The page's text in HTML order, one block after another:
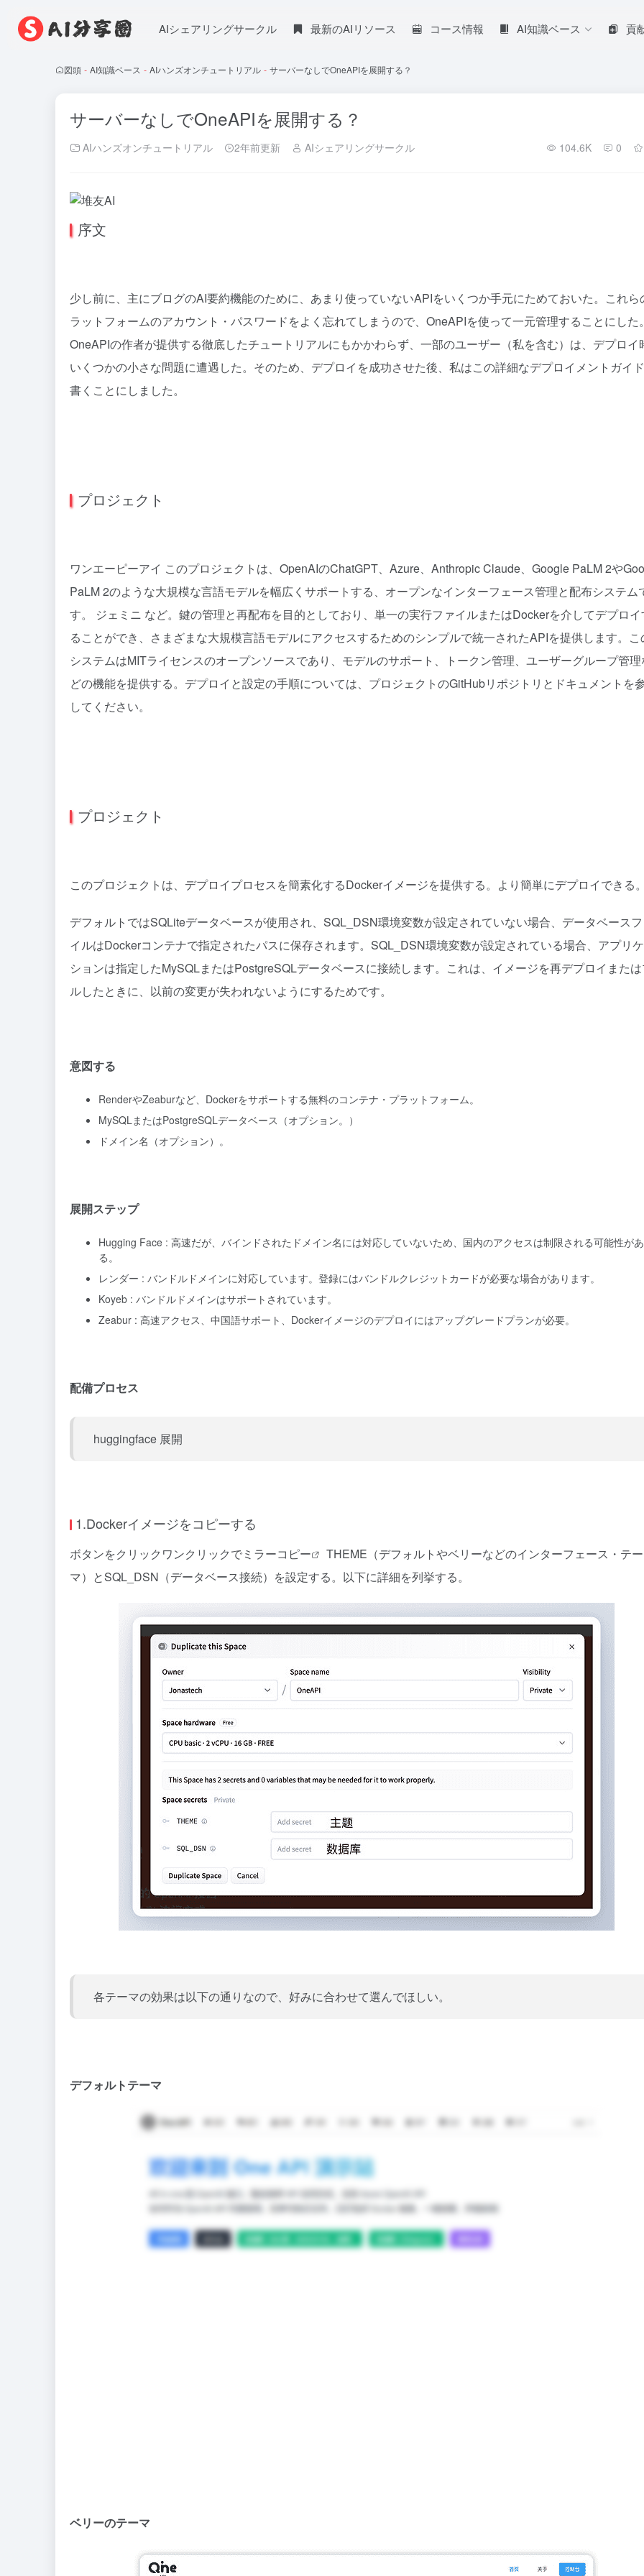
AIシェアリングサークル 最新のAIリソース コース情報 AI知識ベース 貢
図頭 - AI知識ベース - AIハンズオンチュートリアル - サーバーなしでOneAPIを展開する？
サーバーなしでOneAPIを展開する？
AIハンズオンチュートリアル 2年前更新 AIシェアリングサークル 104.6K 0
序文
少し前に、主にブログのAI要約機能のために、あまり使っていないAPIをいくつか手元にためておいた。これら
ラットフォームのアカウント・パスワードをよく忘れてしまうので、OneAPIを使って一元管理することにした
OneAPIの作者が提供する徹底したチュートリアルにもかかわらず、一部のユーザー（私を含む）は、デプロイ
いくつかの小さな問題に遭遇した。そのため、デプロイを成功させた後、私はこの詳細なデプロイメントガイ
書くことにしました。
プロジェクト
ワンエーピーアイ このプロジェクトは、OpenAIのChatGPT、Azure、Anthropic Claude、Google PaLM 2や
PaLM 2のような大規模な言語モデルを幅広くサポートする、オープンなインターフェース管理と配布システム
す。 ジェミニ など。鍵の管理と再配布を目的としており、単一の実行ファイルまたはDockerを介してデプロ
ることができ、さまざまな大規模言語モデルにアクセスするためのシンプルで統一されたAPIを提供します。こ
システムはMITライセンスのオープンソースであり、モデルのサポート、トークン管理、ユーザーグループ管
どの機能を提供する。デプロイと設定の手順については、プロジェクトのGitHubリポジトリとドキュメントを
してください。
プロジェクト
このプロジェクトは、デプロイプロセスを簡素化するDockerイメージを提供する。より簡単にデプロイできる
デフォルトではSQLiteデータベースが使用され、SQL_DSN環境変数が設定されていない場合、データベース
イルはDockerコンテナで指定されたパスに保存されます。SQL_DSN環境変数が設定されている場合、アプリ
ションは指定したMySQLまたはPostgreSQLデータベースに接続します。これは、イメージを再デプロイまた
ルしたときに、以前の変更が失われないようにするためです。
意図する
RenderやZeaburなど、Dockerをサポートする無料のコンテナ・プラットフォーム。
MySQLまたはPostgreSQLデータベース（オプション。）
ドメイン名（オプション）。
展開ステップ
Hugging Face : 高速だが、バインドされたドメイン名には対応していないため、国内のアクセスは制限される可能性があ
る。
レンダー : バンドルドメインに対応しています。登録にはバンドルクレジットカードが必要な場合があります。
Koyeb : バンドルドメインはサポートされています。
Zeabur : 高速アクセス、中国語サポート、Dockerイメージのデプロイにはアップグレードプランが必要。
配備プロセス
huggingface 展開
1.Dockerイメージをコピーする
ボタンをクリック ワンクリックでミラーコピー
THEME（デフォルトやベリーなどのインターフェース・テー
マ）とSQL_DSN（データベース接続）を設定する。以下に詳細を列挙する。
各テーマの効果は以下の通りなので、好みに合わせて選んでほしい。
デフォルトテーマ
ベリーのテーマ